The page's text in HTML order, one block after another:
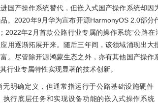
国产操作系统替代，但嵌入式国产操作系统却因
。2020年9月华为宣布开源HarmonyOS 2.0部分
2022年2月首款公路行业专属的操作系统“公路在
用逐渐拓展开来。随后三年间，该领域涌现出大
。尽管除开源鸿蒙生态之外，亦有其他国产操作
行业专属特性实现显著的技术创新。
明确定义，但通常指运行于公路基础设施硬件
行底层任务和实现设备功能的嵌入式操作系统